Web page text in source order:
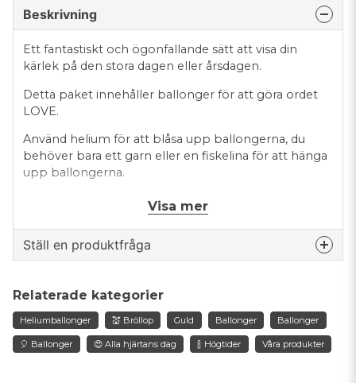
Beskrivning
Ett fantastiskt och ögonfallande sätt att visa din
kärlek på den stora dagen eller årsdagen.
Detta paket innehåller ballonger för att göra ordet
LOVE.
Använd helium för att blåsa upp ballongerna, du
behöver bara ett garn eller en fiskelina för att hänga
upp ballongerna.
Förpackningen innehåller 4 ballonger i
Visa mer
Ställ en produktfråga
Fråga oss något om denna produkten...
Relaterade kategorier
Heliumballonger 💒 Bröllop Guld Ballonger Ballonger
🎈 Ballonger 😍 Alla hjärtans dag 🍾 Högtider Våra produkter